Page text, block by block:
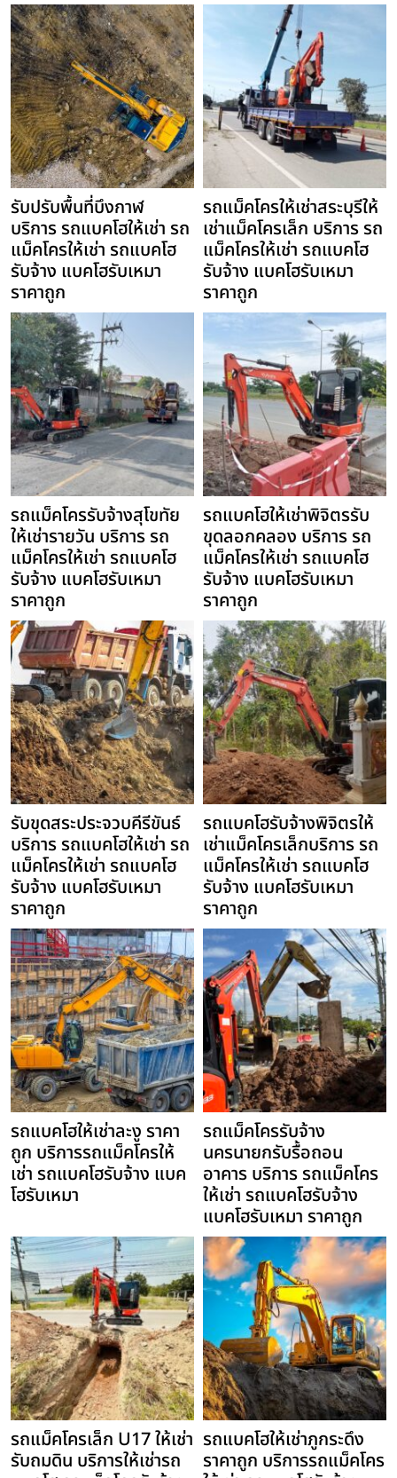
รับปรับพื้นที่บึงกาฬ
บริการ รถแบคโฮให้เช่า รถ
แม็คโครให้เช่า รถแบคโฮ
รับจ้าง แบคโฮรับเหมา
ราคาถูก
รถแม็คโครให้เช่าสระบุรีให้
เช่าแม็คโครเล็ก บริการ รถ
แม็คโครให้เช่า รถแบคโฮ
รับจ้าง แบคโฮรับเหมา
ราคาถูก
รถแม็คโครรับจ้างสุโขทัย
ให้เช่ารายวัน บริการ รถ
แม็คโครให้เช่า รถแบคโฮ
รับจ้าง แบคโฮรับเหมา
ราคาถูก
รถแบคโฮให้เช่าพิจิตรรับ
ขุดลอกคลอง บริการ รถ
แม็คโครให้เช่า รถแบคโฮ
รับจ้าง แบคโฮรับเหมา
ราคาถูก
รับขุดสระประจวบคีรีขันธ์
บริการ รถแบคโฮให้เช่า รถ
แม็คโครให้เช่า รถแบคโฮ
รับจ้าง แบคโฮรับเหมา
ราคาถูก
รถแบคโฮรับจ้างพิจิตรให้
เช่าแม็คโครเล็กบริการ รถ
แม็คโครให้เช่า รถแบคโฮ
รับจ้าง แบคโฮรับเหมา
ราคาถูก
รถแบคโฮให้เช่าละงู ราคา
ถูก บริการรถแม็คโครให้
เช่า รถแบคโฮรับจ้าง แบค
โฮรับเหมา
รถแม็คโครรับจ้าง
นครนายกรับรื้อถอน
อาคาร บริการ รถแม็คโคร
ให้เช่า รถแบคโฮรับจ้าง
แบคโฮรับเหมา ราคาถูก
รถแม็คโครเล็ก U17 ให้เช่า
รับถมดิน บริการให้เช่ารถ
รถแบคโฮให้เช่าภูกระดึง
ราคาถูก บริการรถแม็คโคร